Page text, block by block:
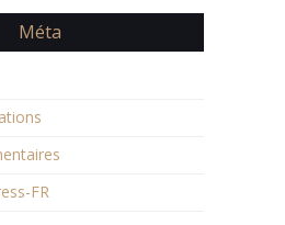
Méta
FR